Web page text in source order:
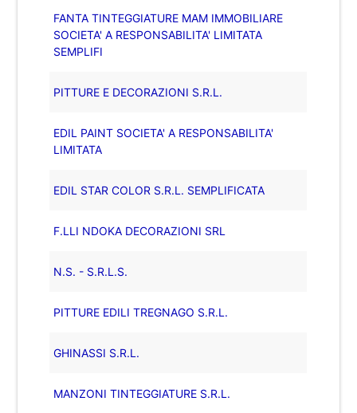
FANTA TINTEGGIATURE MAM IMMOBILIARE
SOCIETA' A RESPONSABILITA' LIMITATA
SEMPLIFI
PITTURE E DECORAZIONI S.R.L.
EDIL PAINT SOCIETA' A RESPONSABILITA'
LIMITATA
EDIL STAR COLOR S.R.L. SEMPLIFICATA
F.LLI NDOKA DECORAZIONI SRL
N.S. - S.R.L.S.
PITTURE EDILI TREGNAGO S.R.L.
GHINASSI S.R.L.
MANZONI TINTEGGIATURE S.R.L.